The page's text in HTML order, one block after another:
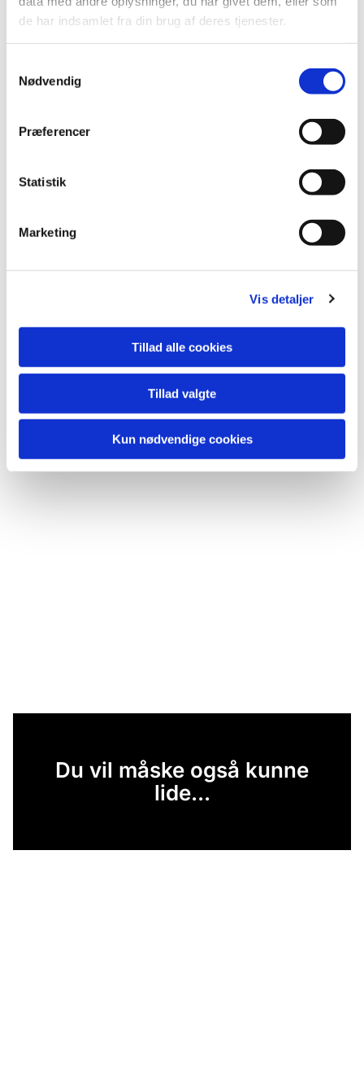
de har indsamlet fra din brug af deres tjenester.
Nødvendig
Præferencer
Statistik
Marketing
Vis detaljer
Tillad alle cookies
Tillad valgte
Kun nødvendige cookies
Du vil måske også kunne
lide...